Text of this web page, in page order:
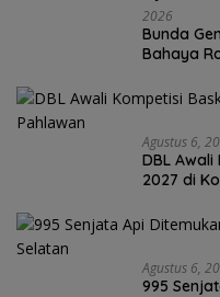
2026
Bunda
Bahaya
Agustus 6,
DBL
2027 di
Agustus 6,
995